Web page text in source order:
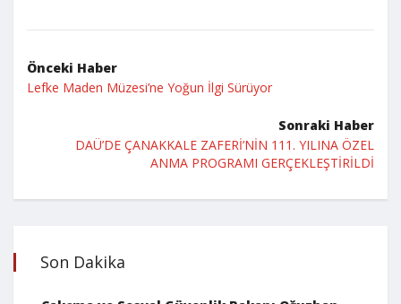
Önceki Haber
Lefke Maden Müzesi’ne Yoğun İlgi Sürüyor
Sonraki Haber
DAÜ’DE ÇANAKKALE ZAFERİ’NİN 111. YILINA ÖZEL
ANMA PROGRAMI GERÇEKLEŞTİRİLDİ
Son Dakika